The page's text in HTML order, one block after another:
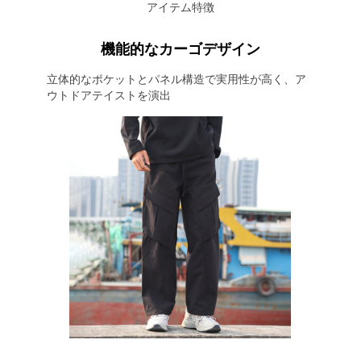
アイテム特徴
機能的なカーゴデザイン
立体的なポケットとパネル構造で実用性が高く、ア
ウトドアテイストを演出